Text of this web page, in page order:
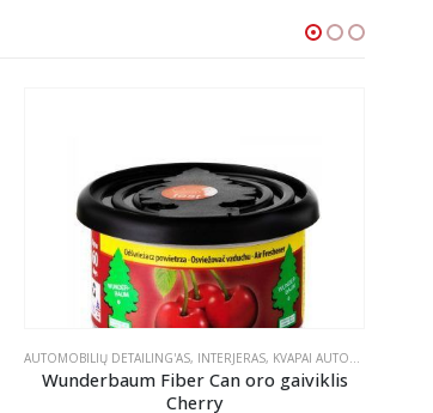
AUTOMOBILIŲ DETAILING'AS, INTERJERAS, KVAPAI AUTOMOBILIUI
Wunderbaum Fiber Can oro gaiviklis
Cherry